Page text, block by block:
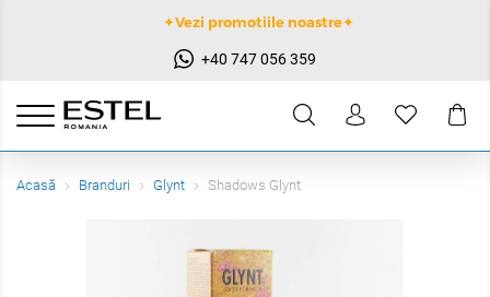
✦Vezi promotiile noastre✦
+40 747 056 359
Acasă Branduri Glynt Shadows Glynt